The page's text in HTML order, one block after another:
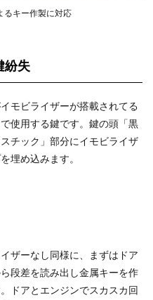
るキー作製に対応
紛失
モビライザーが搭載されてる
使用する鍵です。鍵の頭「黒
チック」部分にイモビライザ
埋め込みます。
ザーなし同様に、まずはドア
段差を読み出し金属キーを作
ドアとエンジンでスカスカ回